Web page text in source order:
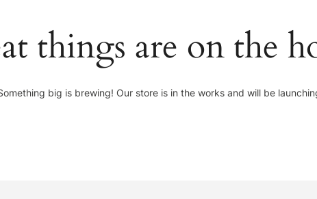
things are on the
big is brewing! Our store is in the works and will be